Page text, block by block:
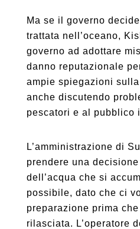
Ma se il governo
trattata nell’oceano,
governo ad adottare
danno reputazionale
ampie spiegazioni
anche discutendo
pescatori e al pubblico
L’amministrazione di
prendere una
dell’acqua che si
possibile, dato che ci
preparazione prima
rilasciata. L’operatore